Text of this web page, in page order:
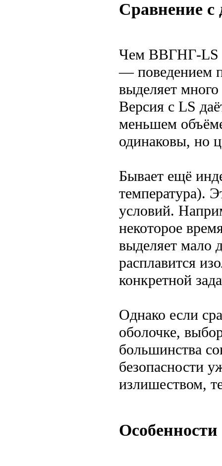
Сравнение
Чем ВВГНГ-LS
— поведением
выделяет
Версия с LS
меньшем
одинаковы, но
Бывает ещё
температура).
условий.
некоторое
выделяет мало
расплавится
конкретной
Однако если
оболочке,
большинства
безопасности
излишеством,